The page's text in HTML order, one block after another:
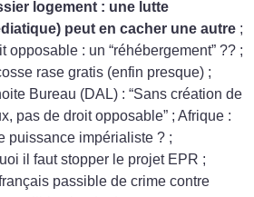
logement : une lutte
peut en cacher une autre ;
opposable : un “réhébergement” ?? ;
rase gratis (enfin presque) ;
Bureau (DAL) : “Sans création de
pas de droit opposable” ; Afrique :
puissance impérialiste ? ;
il faut stopper le projet EPR ;
passible de crime contre